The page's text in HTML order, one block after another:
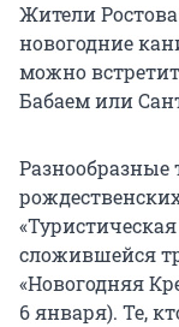
Жители
новогодние
можно
Бабаем или
Разнообразные
сложившейся
«Новогодняя
6 января). Те,